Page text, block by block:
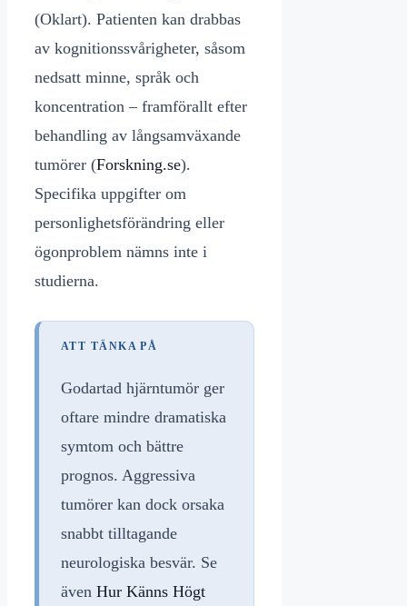
(Oklart). Patienten kan drabbas
av kognitionssvårigheter, såsom
nedsatt minne, språk och
koncentration – framförallt efter
behandling av långsamväxande
tumörer (Forskning.se).
Specifika uppgifter om
personlighetsförändring eller
ögonproblem nämns inte i
studierna.
ATT TÄNKA PÅ
Godartad hjärntumör ger
oftare mindre dramatiska
symtom och bättre
prognos. Aggressiva
tumörer kan dock orsaka
snabbt tilltagande
neurologiska besvär. Se
även Hur Känns Högt